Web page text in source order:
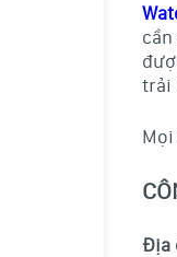
trải
Địa